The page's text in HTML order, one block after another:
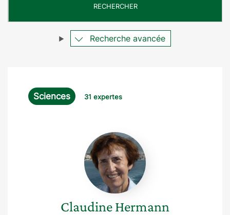
e
RECHERCHER
Recherche avancée
Sciences 31 expertes
Claudine
Hermann
ClaudineHermann